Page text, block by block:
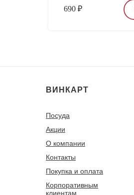
690 ₽
ВИНКАРТ
Посуда
Акции
О компании
Контакты
Покупка и оплата
Корпоративным
клиентам